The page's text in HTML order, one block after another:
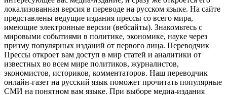
локализованная версия в переводе на русском языке. На сайте
представлены ведущие издания прессы со всего мира,
имеющие электронные версии (вебсайты). Знакомьтесь с
мировыми событиями в политике, экономике, науке через
призму популярных изданий от первого лица. Переводчик
Прессы откроет вам доступ в мир статей и аналитики от
известных во всем мире политиков, журналистов,
экономистов, историков, комментаторов. Наш переводчик
онлайн-газет на русский язык поможет прочитать популярные
СМИ на понятном вам языке. При выборе медиа-издания